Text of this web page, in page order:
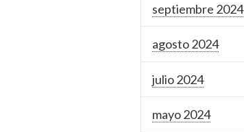
septiembre 2024
agosto 2024
julio 2024
mayo 2024